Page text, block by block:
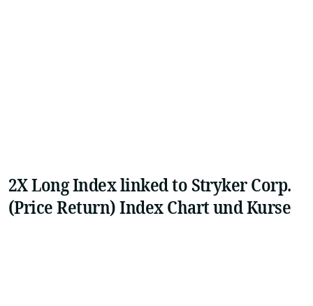
2X Long Index linked to Stryker Corp.
(Price Return) Index Chart und Kurse